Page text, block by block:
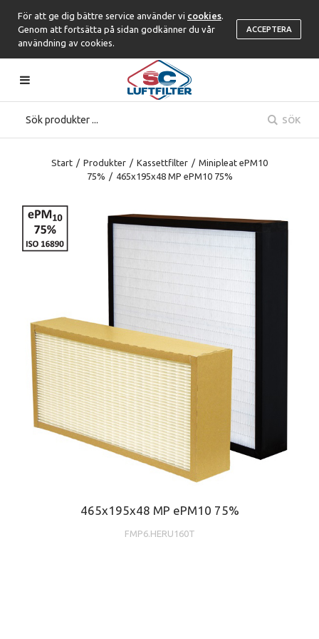
För att ge dig bättre service använder vi cookies
Genom att fortsätta på sidan godkänner du vår
användning av cookies.
ACCEPTERA
SÖK
Start / Produkter / Kassettfilter / Minipleat ePM10
75% / 465x195x48 MP ePM10 75%
465x195x48 MP ePM10 75%
FMP6.HERU160T